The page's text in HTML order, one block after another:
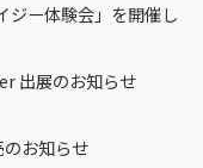
ジー体験会」を開催し
出展のお知らせ
お知らせ